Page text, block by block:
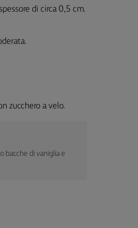
di circa 0,5 cm.
zucchero a velo.
bacche di vaniglia e